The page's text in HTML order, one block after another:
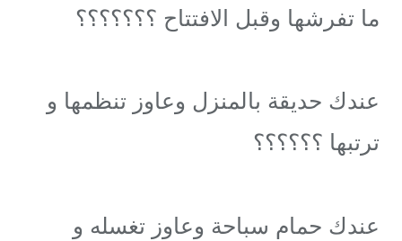
ما تفرشها وقبل الافتتاح ؟؟؟؟؟؟؟
عندك حديقة بالمنزل وعاوز تنظمها و
ترتبها ؟؟؟؟؟؟
عندك حمام سباحة وعاوز تغسله و